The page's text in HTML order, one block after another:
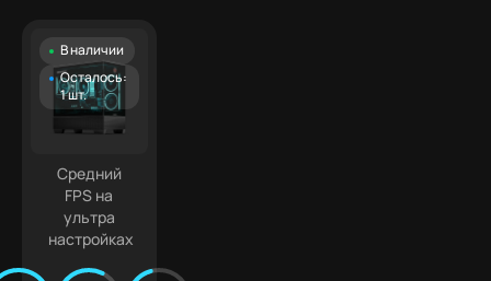
В наличии
Осталось:
1 шт.
Средний
FPS на
ультра
настройках